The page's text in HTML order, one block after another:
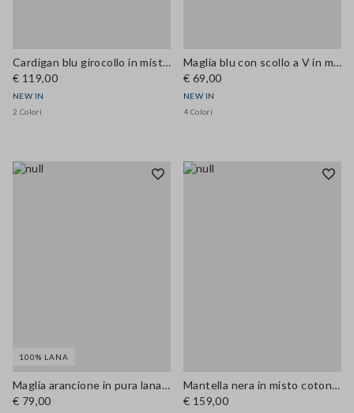
Cardigan blu girocollo in misto lana e cashmere regular fit
€ 119,00
NEW IN
2 Colori
Maglia blu con scollo a V in misto lana e cashmere regular fit
€ 69,00
NEW IN
4 Colori
100% LANA
Maglia arancione in pura lana regular fit
€ 79,00
Mantella nera in misto cotone con zip over fit
€ 159,00